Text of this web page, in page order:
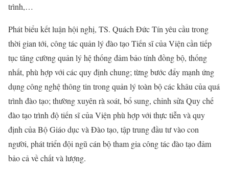
trình,…
Phát biểu kết luận hội nghị, TS. Quách Đức Tín yêu cầu trong
thời gian tới, công tác quản lý đào tạo Tiến sĩ của Viện cần tiếp
tục tăng cường quản lý hệ thống đảm bảo tính đồng bộ, thống
nhất, phù hợp với các quy định chung; từng bước đẩy mạnh ứng
dụng công nghệ thông tin trong quản lý toàn bộ các khâu của quá
trình đào tạo; thường xuyên rà soát, bổ sung, chỉnh sửa Quy chế
đào tạo trình độ tiến sĩ của Viện phù hợp với thực tiễn và quy
định của Bộ Giáo dục và Đào tạo, tập trung đầu tư vào con
người, phát triển đội ngũ cán bộ tham gia công tác đào tạo đảm
bảo cả về chất và lượng.